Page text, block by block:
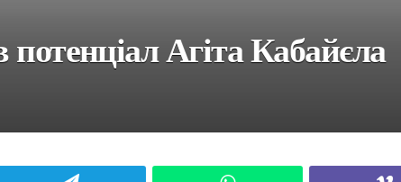
Агіта Кабайєла